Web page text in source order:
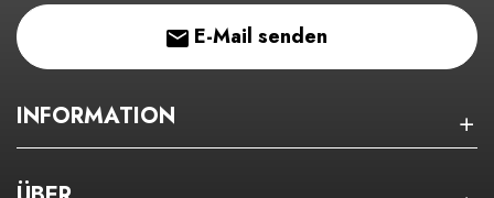
E-Mail senden
INFORMATION